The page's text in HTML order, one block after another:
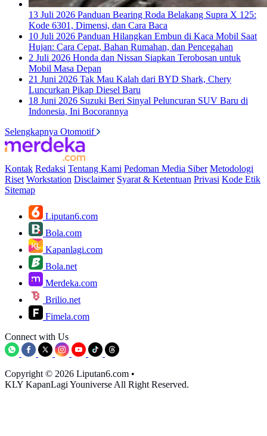
13 Juli 2026 Panduan Bearing Roda Belakang Supra X 125:
Kode 6301, Dimensi, dan Cara Baca
10 Juli 2026 Panduan Hilangkan Embun di Kaca Mobil Saat
Hujan: Cara Cepat, Bahan Rumahan, dan Pencegahan
2 Juli 2026 Honda dan Nissan Siapkan Terobosan untuk
Mobil Masa Depan
21 Juni 2026 Tak Mau Kalah dari BYD Shark, Chery
Luncurkan Pikap Diesel Baru
18 Juni 2026 Suzuki Beri Sinyal Peluncuran SUV Baru di
Indonesia, Ini Bocorannya
Selengkapnya Otomotif
Kontak Redaksi Tentang Kami Pedoman Media Siber Metodologi
Riset Workstation Disclaimer Syarat & Ketentuan Privasi Kode Etik
Sitemap
Liputan6.com
Bola.com
Kapanlagi.com
Bola.net
Merdeka.com
Brilio.net
Fimela.com
Connect with Us
Copyright © 2026 Liputan6.com •
KLY KapanLagi Youniverse All Right Reserved.